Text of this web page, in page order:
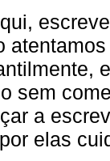
sem
a
elas